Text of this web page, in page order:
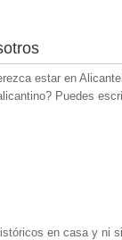
estar en
Puedes
en casa y ni